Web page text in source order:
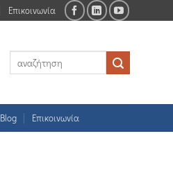
Επικοινωνία
Blog Επικοινωνία